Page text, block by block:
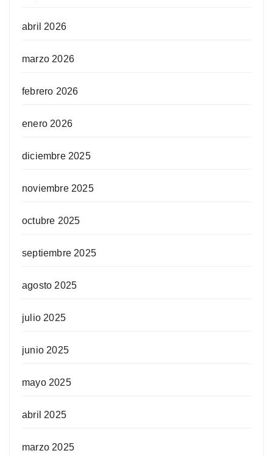
abril 2026
marzo 2026
febrero 2026
enero 2026
diciembre 2025
noviembre 2025
octubre 2025
septiembre 2025
agosto 2025
julio 2025
junio 2025
mayo 2025
abril 2025
marzo 2025